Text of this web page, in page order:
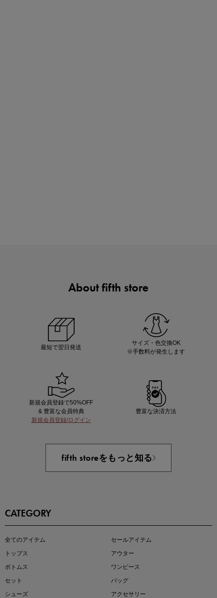
即戦力アイテム続々対象
About fifth store
最短で翌日発送
サイズ・色交換OK
※手数料が発生します
新規会員登録で50%OFF
& 豊富な会員特典
新規会員登録/ログイン
豊富な決済方法
fifth storeをもっと知る
CATEGORY
全てのアイテム
セールアイテム
トップス
アウター
ボトムス
ワンピース
セット
バッグ
シューズ
アクセサリー